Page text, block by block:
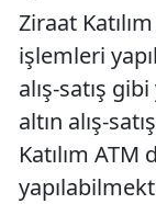
Ziraat
işlemleri
alış-satış
altın alış-
Katılım